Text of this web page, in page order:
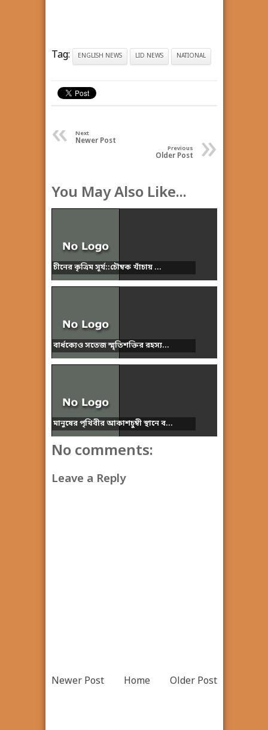
Tag: ENGLISH NEWS LID NEWS NATIONAL
« Next
Newer Post »
Previous
Older Post
You May Also Like...
চীনের কৃত্রিম সূর্য::চৌম্বক খাঁচায় ...
বার্ধক্যেও সতেজ স্মৃতিশক্তির রহস্য...
মানুষের পৃথিবীর আকাশচুম্বী স্থানে ব...
No comments:
Leave a Reply
Newer Post Older Post
Home